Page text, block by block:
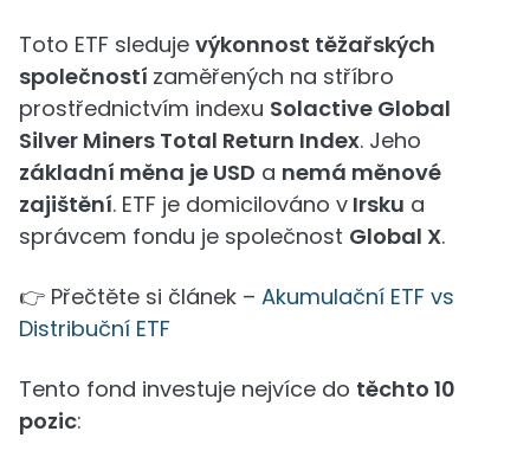
Toto ETF sleduje výkonnost těžařských
společností zaměřených na stříbro
prostřednictvím indexu Solactive Global
Silver Miners Total Return Index. Jeho
základní měna je USD a nemá měnové
zajištění. ETF je domicilováno v Irsku a
správcem fondu je společnost Global X.
👉 Přečtěte si článek – Akumulační ETF vs
Distribuční ETF
Tento fond investuje nejvíce do těchto 10
pozic: